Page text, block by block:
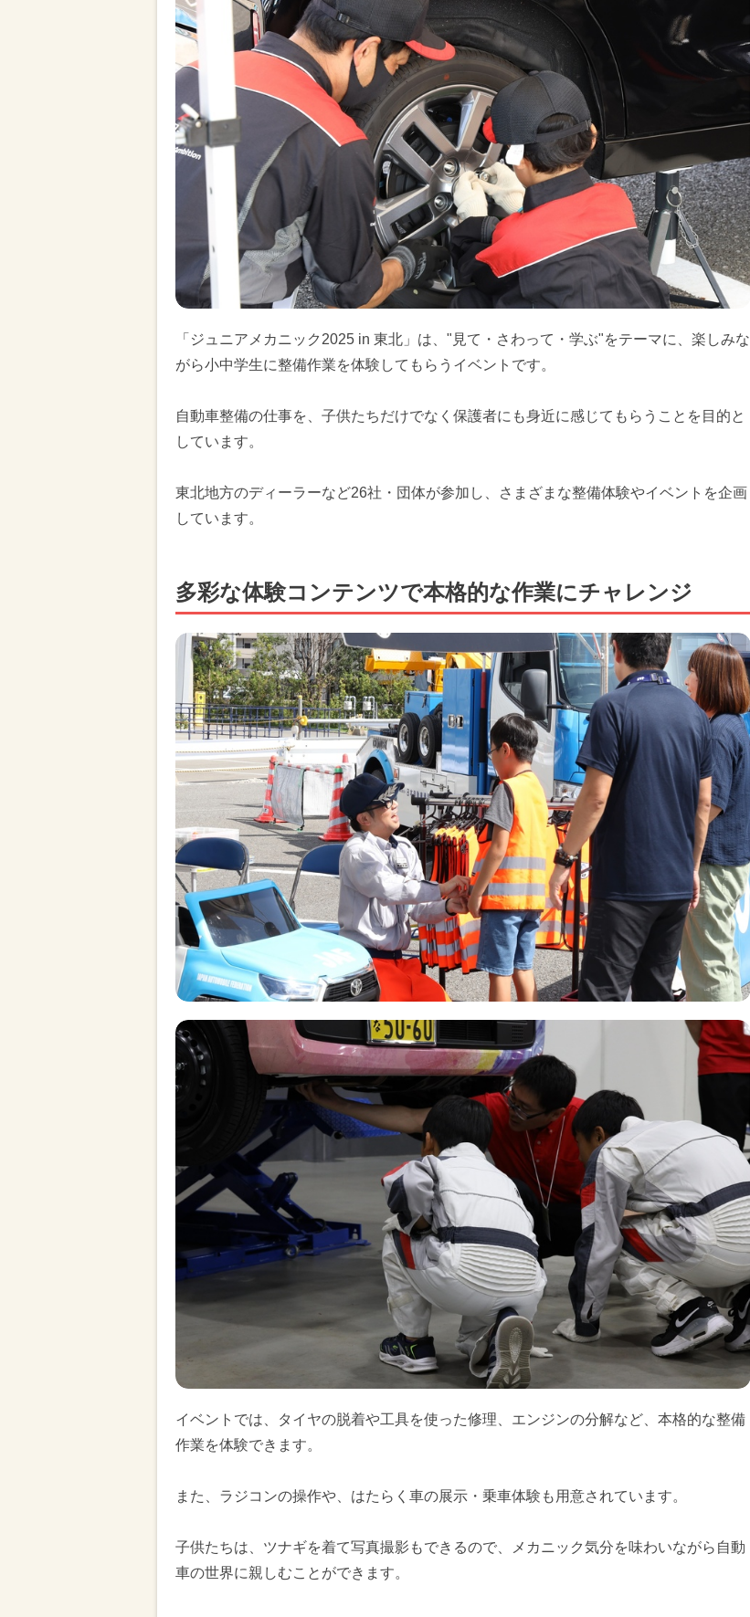
「ジュニアメカニック2025 in 東北」は、"見て・さわって・学ぶ"をテーマに、楽しみな
がら小中学生に整備作業を体験してもらうイベントです。
自動車整備の仕事を、子供たちだけでなく保護者にも身近に感じてもらうことを目的と
しています。
東北地方のディーラーなど26社・団体が参加し、さまざまな整備体験やイベントを企画
しています。
多彩な体験コンテンツで本格的な作業にチャレンジ
イベントでは、タイヤの脱着や工具を使った修理、エンジンの分解など、本格的な整備
作業を体験できます。
また、ラジコンの操作や、はたらく車の展示・乗車体験も用意されています。
子供たちは、ツナギを着て写真撮影もできるので、メカニック気分を味わいながら自動
車の世界に親しむことができます。